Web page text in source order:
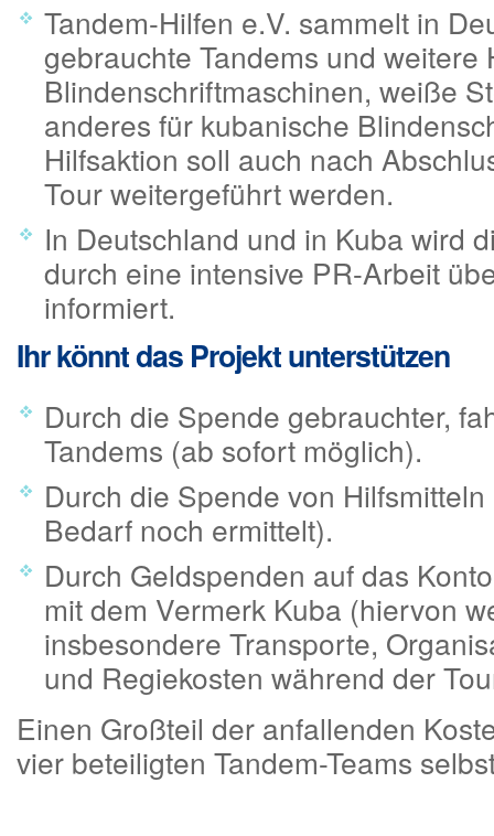
Tandem-Hilfen e.V. sammelt in
gebrauchte Tandems und weitere
Blindenschriftmaschinen, weiße
anderes für kubanische
Hilfsaktion soll auch nach
Tour weitergeführt werden.
In Deutschland und in Kuba wird
durch eine intensive PR-Arbeit
informiert.
Ihr könnt das Projekt unterstützen
Durch die Spende gebrauchter,
Tandems (ab sofort möglich).
Durch die Spende von
Bedarf noch ermittelt).
Durch Geldspenden auf das
mit dem Vermerk Kuba (hiervon
insbesondere Transporte,
und Regiekosten während der
Einen Großteil der anfallenden
vier beteiligten Tandem-Teams